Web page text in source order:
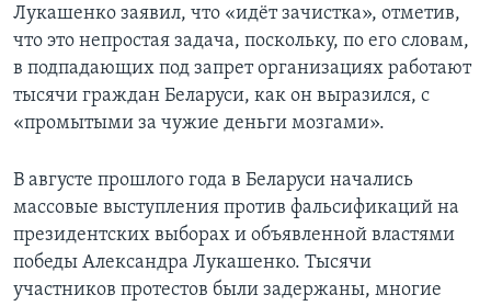
Лукашенко заявил, что «идёт зачистка», отметив,
что это непростая задача, поскольку, по его словам,
в подпадающих под запрет организациях работают
тысячи граждан Беларуси, как он выразился, с
«промытыми за чужие деньги мозгами».
В августе прошлого года в Беларуси начались
массовые выступления против фальсификаций на
президентских выборах и объявленной властями
победы Александра Лукашенко. Тысячи
участников протестов были задержаны, многие